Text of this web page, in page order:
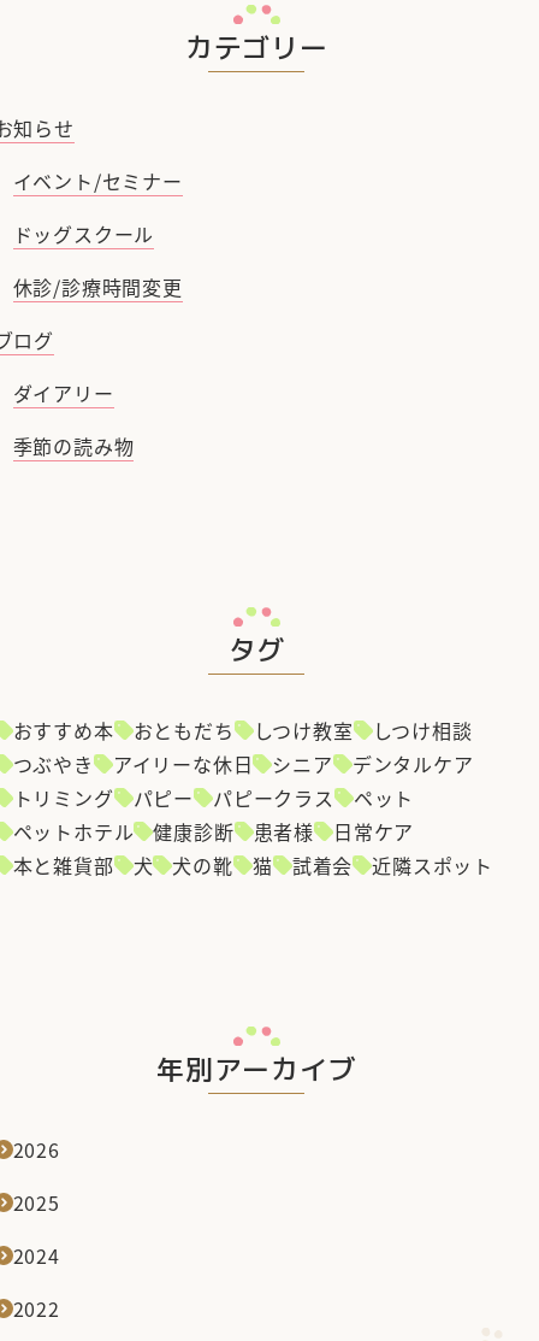
カテゴリー
知らせ
イベント/セミナー
ドッグスクール
休診/診療時間変更
ログ
ダイアリー
季節の読み物
タグ
おすすめ本 おともだち しつけ教室
しつけ相談
つぶやき
アイリーな休日 シニア
デンタルケア
トリミング
パピー パピークラス
ペット
ペットホテル
健康診断 患者様
日常ケア
本と雑貨部
犬 犬の靴 猫 試着会 近隣スポット
年別アーカイブ
2026
2025
2024
2022